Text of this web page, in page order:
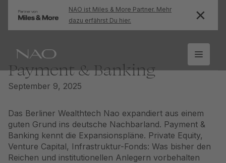
NAO ist Miles & More Partner. Mehr
dazu erfährst Du hier.
Payment & Banking
September 9, 2025
Das Berliner Wealthtech Nao expandiert aus einem
guten Grund ins deutsche Nachbarland. Payment &
Banking kennt die Expansionspläne. Private Equity,
Venture Capital, Infrastruktur-Fonds: Was bisher den
Reichen und institutionellen Anlegern vorbehalten